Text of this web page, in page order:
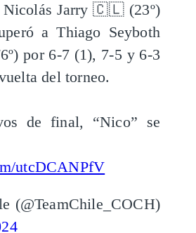
Jarry 🇨🇱 (23º)
a Thiago Seyboth
por 6-7 (1), 7-5 y 6-3
del torneo.
de final, “Nico” se
utcDCANPfV
(@TeamChile_COCH)